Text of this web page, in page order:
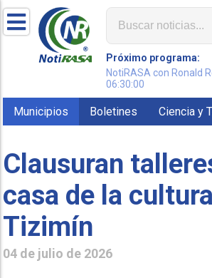
Próximo programa:
NotiRASA con Ronald
06:30:00
Municipios Boletines Ciencia y
Clausuran
casa de la
Tizimín
04 de julio de 2026